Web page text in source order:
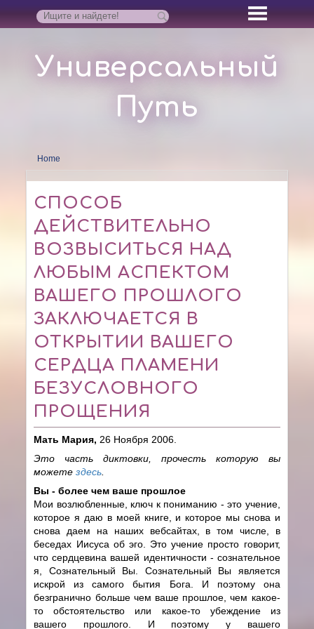
Универсальный
Путь
Home
СПОСОБ
ДЕЙСТВИТЕЛЬНО
ВОЗВЫСИТЬСЯ НАД
ЛЮБЫМ АСПЕКТОМ
ВАШЕГО ПРОШЛОГО
ЗАКЛЮЧАЕТСЯ В
ОТКРЫТИИ ВАШЕГО
СЕРДЦА ПЛАМЕНИ
БЕЗУСЛОВНОГО
ПРОЩЕНИЯ
Мать Мария, 26 Ноября 2006.
Это часть диктовки, прочесть которую вы
можетездесь
Вы - более чем ваше прошлое
Мои возлюбленные, ключ к пониманию - это учение,
которое я даю в моей книге, и которое мы снова и
снова даем на наших вебсайтах, в том числе, в
беседах Иисуса об эго. Это учение просто говорит,
что сердцевина вашей идентичности - сознательное
я, Сознательный Вы. Сознательный Вы является
искрой из самого бытия Бога. И поэтому она
безгранично больше чем ваше прошлое, чем какое-
то обстоятельство или какое-то убеждение из
вашего прошлого. И поэтому у вашего